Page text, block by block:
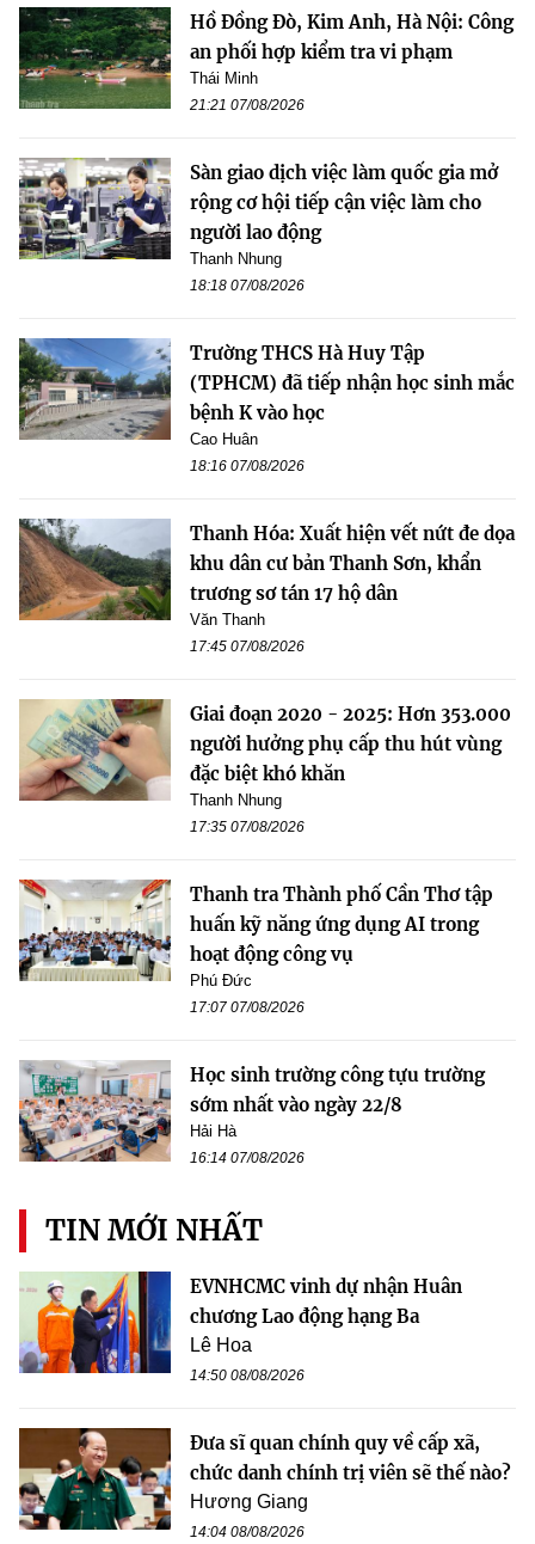
Hồ Đồng Đò, Kim Anh, Hà Nội: Công
an phối hợp kiểm tra vi phạm
Thái Minh
21:21 07/08/2026
Sàn giao dịch việc làm quốc gia mở
rộng cơ hội tiếp cận việc làm cho
người lao động
Thanh Nhung
18:18 07/08/2026
Trường THCS Hà Huy Tập
(TPHCM) đã tiếp nhận học sinh mắc
bệnh K vào học
Cao Huân
18:16 07/08/2026
Thanh Hóa: Xuất hiện vết nứt đe dọa
khu dân cư bản Thanh Sơn, khẩn
trương sơ tán 17 hộ dân
Văn Thanh
17:45 07/08/2026
Giai đoạn 2020 - 2025: Hơn 353.000
người hưởng phụ cấp thu hút vùng
đặc biệt khó khăn
Thanh Nhung
17:35 07/08/2026
Thanh tra Thành phố Cần Thơ tập
huấn kỹ năng ứng dụng AI trong
hoạt động công vụ
Phú Đức
17:07 07/08/2026
Học sinh trường công tựu trường
sớm nhất vào ngày 22/8
Hải Hà
16:14 07/08/2026
TIN MỚI NHẤT
EVNHCMC vinh dự nhận Huân
chương Lao động hạng Ba
Lê Hoa
14:50 08/08/2026
Đưa sĩ quan chính quy về cấp xã,
chức danh chính trị viên sẽ thế nào?
Hương Giang
14:04 08/08/2026